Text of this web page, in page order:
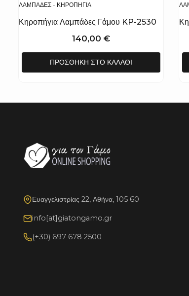
ΛΑΜΠΆΔΕΣ - ΚΗΡΟΠΉΓΙΑ
Κηροπήγια Λαμπάδες Γάμου KP-2530
140,00 €
ΠΡΟΣΘΉΚΗ ΣΤΟ ΚΑΛΆΘΙ
Ευαγγελιστρίας 22, Αθήνα, 105 60
info[at]giatongamo.gr
(+30) 697 678 2500